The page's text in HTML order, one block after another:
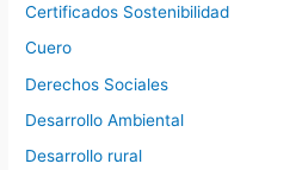
Certificados Sostenibilidad
Cuero
Derechos Sociales
Desarrollo Ambiental
Desarrollo rural